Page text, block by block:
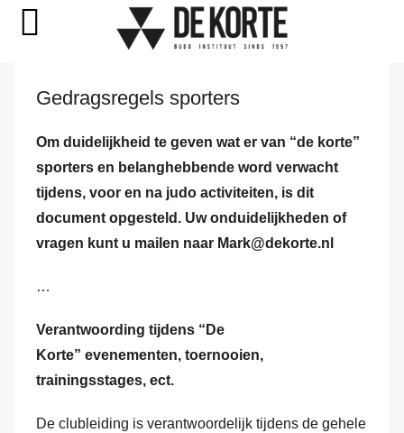
springen
Gedragsregels sporters
Om duidelijkheid te geven wat er van “de korte”
sporters en belanghebbende word verwacht
tijdens, voor en na judo activiteiten, is dit
document opgesteld. Uw onduidelijkheden of
vragen kunt u mailen naar Mark@dekorte.nl
…
Verantwoording tijdens “De
Korte” evenementen, toernooien,
trainingsstages, ect.
De clubleiding is verantwoordelijk tijdens de gehele